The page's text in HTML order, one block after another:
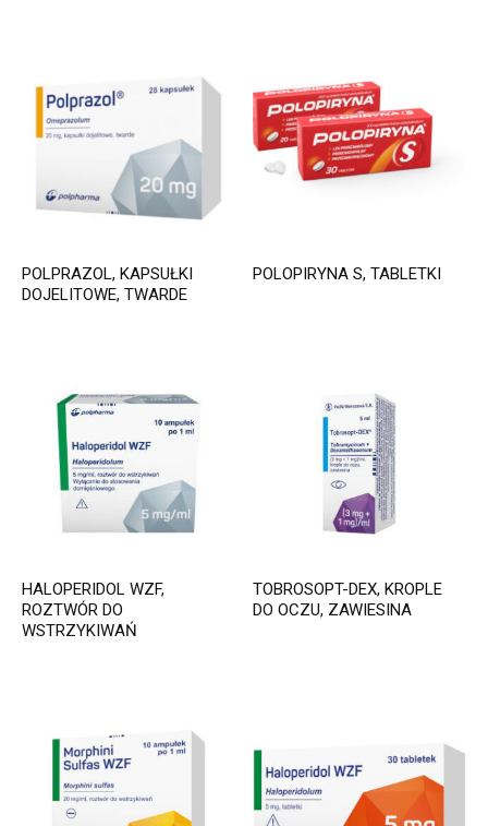
POLPRAZOL, KAPSUŁKI
DOJELITOWE, TWARDE
POLOPIRYNA S, TABLETKI
HALOPERIDOL WZF,
ROZTWÓR DO
WSTRZYKIWAŃ
TOBROSOPT-DEX, KROPLE
DO OCZU, ZAWIESINA